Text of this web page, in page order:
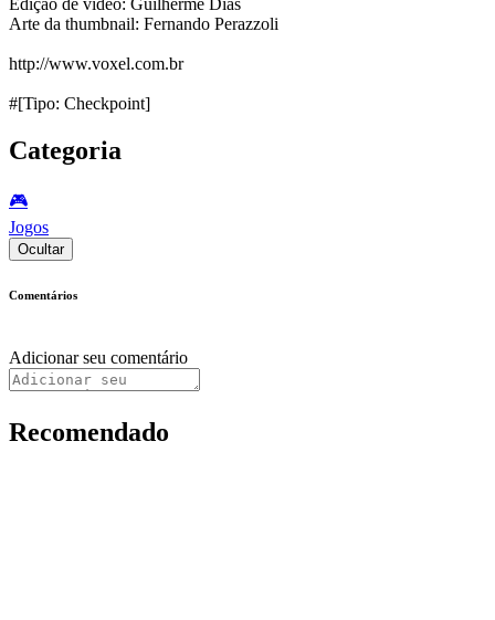
Arte da thumbnail: Fernando Perazzoli
http://www.voxel.com.br
#[Tipo: Checkpoint]
Categoria
🎮️
Jogos
Ocultar
Comentários
Adicionar seu comentário
Recomendado